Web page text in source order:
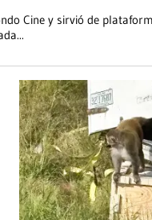
Cine y sirvió de
...